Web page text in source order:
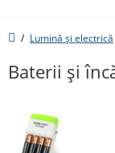
Lumină și electrică
Baterii și